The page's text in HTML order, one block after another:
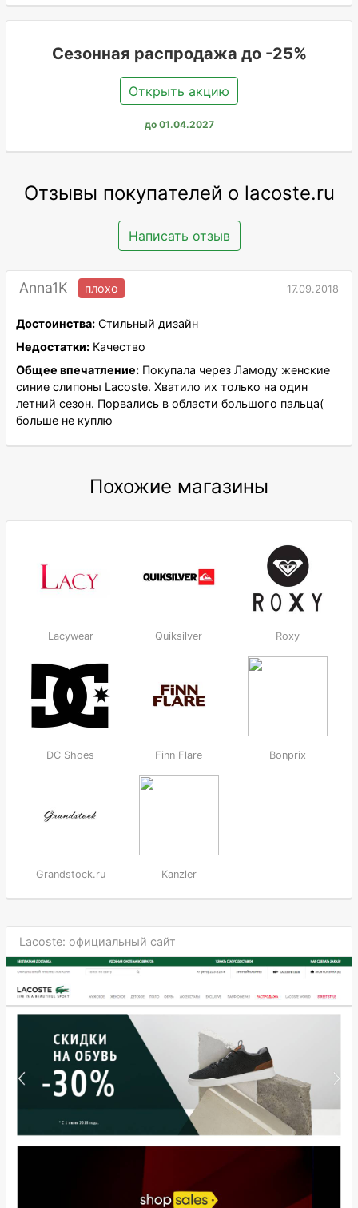
Сезонная распродажа до -25%
Открыть акцию
до 01.04.2027
Отзывы покупателей о lacoste.ru
Написать отзыв
Anna1K плохо 17.09.2018
Достоинства: Стильный дизайн
Недостатки: Качество
Общее впечатление: Покупала через Ламоду женские
синие слипоны Lacoste. Хватило их только на один
летний сезон. Порвались в области большого пальца(
больше не куплю
Похожие магазины
Lacywear Quiksilver Roxy
DC Shoes Finn Flare Bonprix
Grandstock.ru Kanzler
Lacoste: официальный сайт